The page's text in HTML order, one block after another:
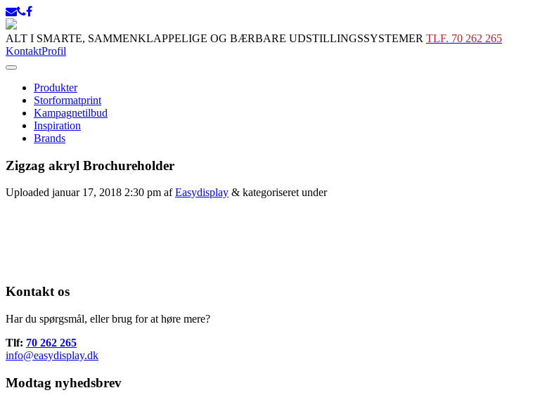
ALT I SMARTE, SAMMENKLAPPELIGE OG BÆRBARE UDSTILLINGSSYSTEMER TLF. 70 262 265
KontaktProfil
Produkter
Storformatprint
Kampagnetilbud
Inspiration
Brands
Zigzag akryl Brochureholder
Uploaded januar 17, 2018 2:30 pm afEasydisplay & kategoriseret under
Kontakt os
Har du spørgsmål, eller brug for at høre mere?
Tlf: 70 262 265
info@easydisplay.dk
Modtag nyhedsbrev